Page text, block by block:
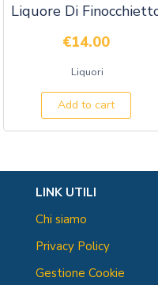
Liquore Di
€14.00
Liquori
Add to cart
LINK UTILI
Chi siamo
Privacy Policy
Gestione Cookie